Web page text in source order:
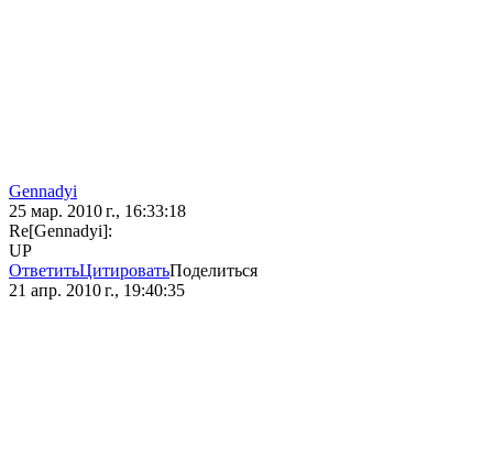
Gennadyi
25 мар. 2010 г., 16:33:18
Re[Gennadyi]:
UP
ОтветитьЦитироватьПоделиться
21 апр. 2010 г., 19:40:35